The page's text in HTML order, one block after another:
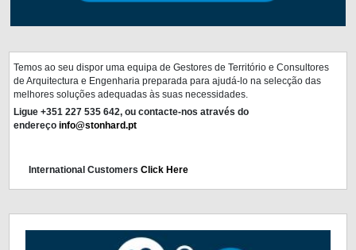
Temos ao seu dispor uma equipa de Gestores de Território e Consultores
de Arquitectura e Engenharia preparada para ajudá-lo na selecção das
melhores soluções adequadas às suas necessidades.
Ligue +351 227 535 642, ou contacte-nos através do
endereçoinfo@stonhard.pt
International Customers Click Here